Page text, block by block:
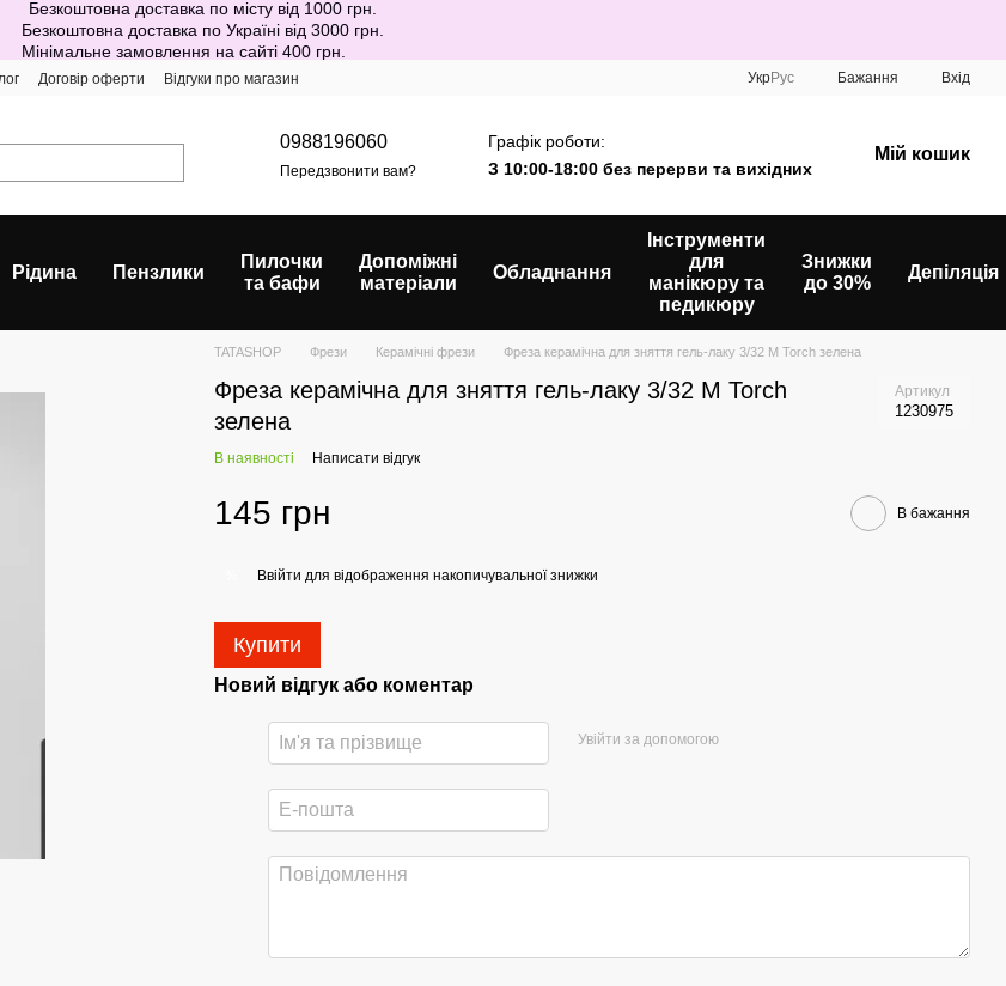
Безкоштовна доставка по місту від 1000 грн.
Безкоштовна доставка по Україні від 3000 грн.
Мінімальне замовлення на сайті 400 грн.
Договір оферти Відгуки про магазин УкрРус Бажання Вхід
0988196060
Передзвонити вам?
Графік роботи:
З 10:00-18:00 без перерви та вихідних
Мій кошик
Рідина Пензлики
Пилочки
та бафи
Допоміжні
матеріали
Обладнання
Інструменти
для
манікюру та
педикюру
Знижки
до 30%
Депіляція
TATASHOP Фрези Керамічні фрези Фреза керамічна для зняття гель-лаку 3/32 M Torch зелена
Фреза керамічна для зняття гель-лаку 3/32 M Torch
зелена
Артикул
1230975
В наявності Написати відгук
145 грн В бажання
Ввійти для відображення накопичувальної знижки
Купити
Новий відгук або коментар
Увійти за допомогою